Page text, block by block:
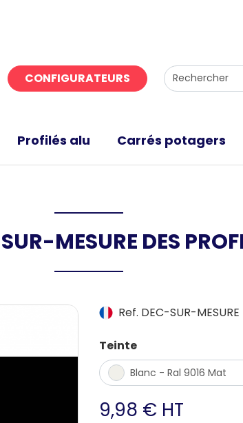
CONFIGURATEURS
Profilés alu Carrés potagers
MESURE DES
Ref. DEC-SUR-MESURE
Teinte
Blanc - Ral 9016 Mat
9,98 € HT